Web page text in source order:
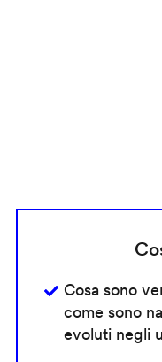
Cosa sono
come sono
evoluti negli